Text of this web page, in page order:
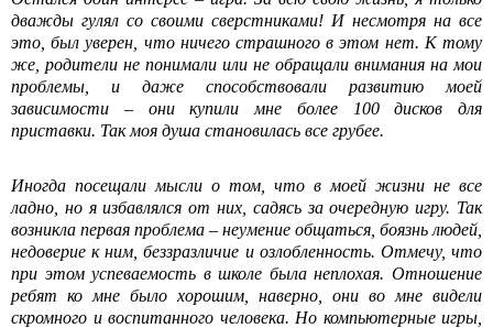
дважды гулял со своими сверстниками! И несмотря на все
это, был уверен, что ничего страшного в этом нет. К тому
же, родители не понимали или не обращали внимания на мои
проблемы, и даже способствовали развитию моей
зависимости – они купили мне более 100 дисков для
приставки. Так моя душа становилась все грубее.
Иногда посещали мысли о том, что в моей жизни не все
ладно, но я избавлялся от них, садясь за очередную игру. Так
возникла первая проблема – неумение общаться, боязнь людей,
недоверие к ним, беззразличие и озлобленность. Отмечу, что
при этом успеваемость в школе была неплохая. Отношение
ребят ко мне было хорошим, наверно, они во мне видели
скромного и воспитанного человека. Но компьютерные игры,